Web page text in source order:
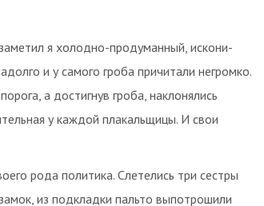
я холодно-продуманный, искони-
и у самого гроба причитали негромко.
а достигнув гроба, наклонялись
у каждой плакальщицы. И свои
рода политика. Слетелись три сестры
из подкладки пальто выпотрошили